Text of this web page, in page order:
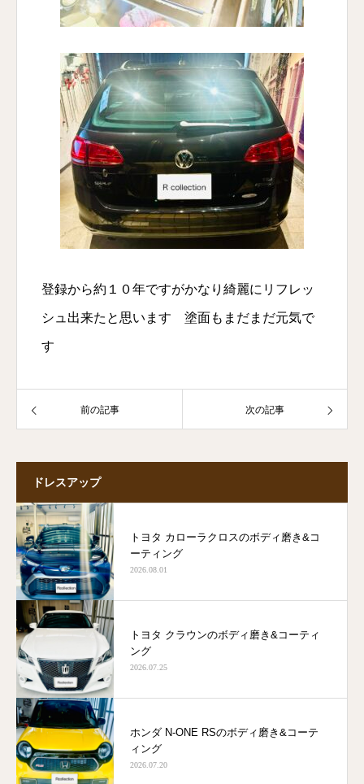
登録から約１０年ですがかなり綺麗にリフレッ
シュ出来たと思います 塗面もまだまだ元気で
す
前の記事 次の記事
ドレスアップ
トヨタ カローラクロスのボディ磨き&コ
ーティング
2026.08.01
トヨタ クラウンのボディ磨き&コーティ
ング
2026.07.25
ホンダ N-ONE RSのボディ磨き&コーテ
ィング
2026.07.20